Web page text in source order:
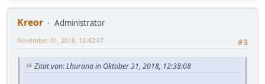
Kreor
Administrator
#3
November 01, 2018, 13:43:47
Zitat von: Lhurana in Oktober 31, 2018, 12:38:08